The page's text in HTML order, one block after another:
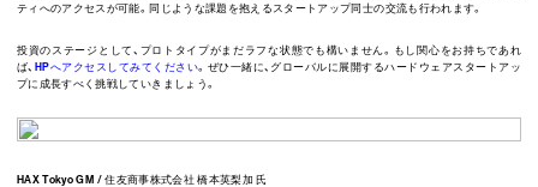
ティへのアクセスが可能。同じような課題を抱えるスタートアップ同士の交流も行われます。
投資のステージとして、プロトタイプがまだラフな状態でも構いません。もし関心をお持ちであれ
ば、 HPへアクセスしてみてください。ぜひ一緒に、グローバルに展開するハードウェアスタートアッ
プに成長すべく挑戦していきましょう。
HAX Tokyo GM / 住友商事株式会社 橋本英梨加 氏